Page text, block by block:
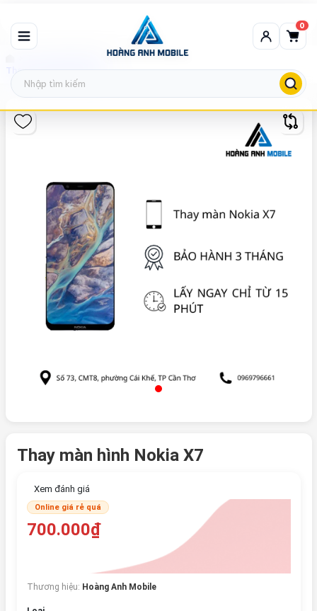
0
Thay màn hình Nokia
Thay màn hình Nokia X7
Thay màn hình Nokia X7
Xem đánh giá
Online giá rẻ quá
700.000₫
Thương hiệu: Hoàng Anh Mobile